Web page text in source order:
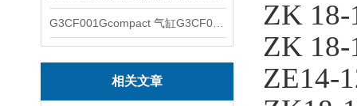
相关文章
ZK 18-
ZK 18-
ZE14-